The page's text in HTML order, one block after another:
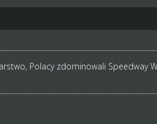
Polacy zdominowali Speedway